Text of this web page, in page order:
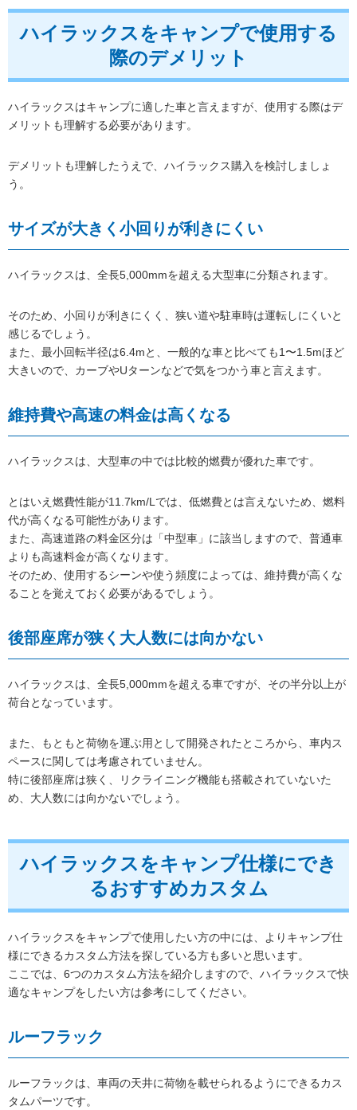
ハイラックスをキャンプで使用する
際のデメリット
ハイラックスはキャンプに適した車と言えますが、使用する際はデ
メリットも理解する必要があります。
デメリットも理解したうえで、ハイラックス購入を検討しましょ
う。
サイズが大きく小回りが利きにくい
ハイラックスは、全長5,000mmを超える大型車に分類されます。
そのため、小回りが利きにくく、狭い道や駐車時は運転しにくいと
感じるでしょう。
また、最小回転半径は6.4mと、一般的な車と比べても1〜1.5mほど
大きいので、カーブやUターンなどで気をつかう車と言えます。
維持費や高速の料金は高くなる
ハイラックスは、大型車の中では比較的燃費が優れた車です。
とはいえ燃費性能が11.7km/Lでは、低燃費とは言えないため、燃料
代が高くなる可能性があります。
また、高速道路の料金区分は「中型車」に該当しますので、普通車
よりも高速料金が高くなります。
そのため、使用するシーンや使う頻度によっては、維持費が高くな
ることを覚えておく必要があるでしょう。
後部座席が狭く大人数には向かない
ハイラックスは、全長5,000mmを超える車ですが、その半分以上が
荷台となっています。
また、もともと荷物を運ぶ用として開発されたところから、車内ス
ペースに関しては考慮されていません。
特に後部座席は狭く、リクライニング機能も搭載されていないた
め、大人数には向かないでしょう。
ハイラックスをキャンプ仕様にでき
るおすすめカスタム
ハイラックスをキャンプで使用したい方の中には、よりキャンプ仕
様にできるカスタム方法を探している方も多いと思います。
ここでは、6つのカスタム方法を紹介しますので、ハイラックスで快
適なキャンプをしたい方は参考にしてください。
ルーフラック
ルーフラックは、車両の天井に荷物を載せられるようにできるカス
タムパーツです。